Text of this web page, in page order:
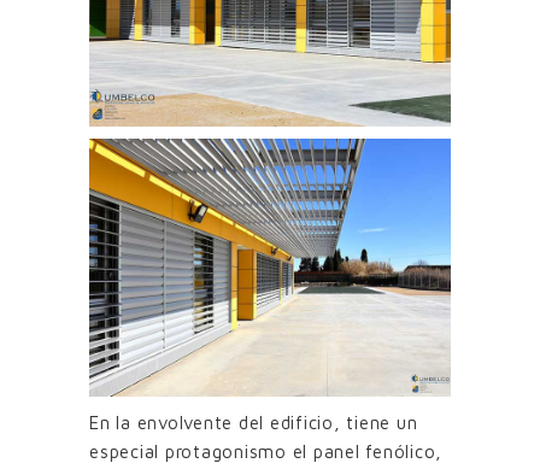
En la envolvente del edificio, tiene un
especial protagonismo el panel fenólico,